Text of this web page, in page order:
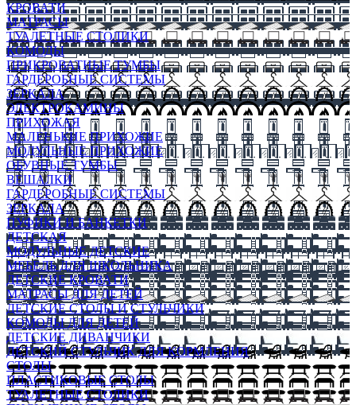
КРОВАТИ
МАТРАСЫ
ТУАЛЕТНЫЕ СТОЛИКИ
КОМОДЫ
ПРИКРОВАТНЫЕ ТУМБЫ
ГАРДЕРОБНЫЕ СИСТЕМЫ
ЗЕРКАЛА
ЭЛЕКТРОКАМИНЫ
ПРИХОЖАЯ
МАЛЕНЬКИЕ ПРИХОЖИЕ
МОДУЛЬНЫЕ ПРИХОЖИЕ
ОБУВНЫЕ ТУМБЫ
ВЕШАЛКИ
ГАРДЕРОБНЫЕ СИСТЕМЫ
ЗЕРКАЛА
ПУФИКИ И БАНКЕТКИ
ДЕТСКАЯ
МОДУЛЬНЫЕ ДЕТСКИЕ
МЕБЕЛЬ ДЛЯ ШКОЛЬНИКА
ДЕТСКИЕ КРОВАТИ
МАТРАСЫ ДЛЯ ДЕТЕЙ
ДЕТСКИЕ СТОЛЫ И СТУЛЬЧИКИ
КОМОДЫ ДЛЯ ДЕТЕЙ
ДЕТСКИЕ ДИВАНЧИКИ
ДЕТСКИЙ СТУЛЬЧИК ДЛЯ КОРМЛЕНИЯ
СТОЛЫ
ПЛАСТИКОВЫЕ СТОЛЫ
ТУАЛЕТНЫЕ СТОЛИКИ